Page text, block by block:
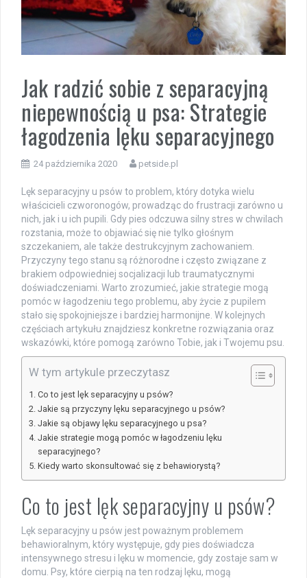
Jak radzić sobie z separacyjną
niepewnością u psa: Strategie
łagodzenia lęku separacyjnego
24 października 2020 petside.pl
Lęk separacyjny u psów to problem, który dotyka wielu
właścicieli czworonogów, prowadząc do frustracji zarówno u
nich, jak i u ich pupili. Gdy pies odczuwa silny stres w chwilach
rozstania, może to objawiać się nie tylko głośnym
szczekaniem, ale także destrukcyjnym zachowaniem.
Przyczyny tego stanu są różnorodne i często związane z
brakiem odpowiedniej socjalizacji lub traumatycznymi
doświadczeniami. Warto zrozumieć, jakie strategie mogą
pomóc w łagodzeniu tego problemu, aby życie z pupilem
stało się spokojniejsze i bardziej harmonijne. W kolejnych
częściach artykułu znajdziesz konkretne rozwiązania oraz
wskazówki, które pomogą zarówno Tobie, jak i Twojemu psu.
W tym artykule przeczytasz
Co to jest lęk separacyjny u psów?
Jakie są przyczyny lęku separacyjnego u psów?
Jakie są objawy lęku separacyjnego u psa?
Jakie strategie mogą pomóc w łagodzeniu lęku
separacyjnego?
Kiedy warto skonsultować się z behawiorystą?
Co to jest lęk separacyjny u psów?
Lęk separacyjny u psów jest poważnym problemem
behawioralnym, który występuje, gdy pies doświadcza
intensywnego stresu i lęku w momencie, gdy zostaje sam w
domu. Psy, które cierpią na ten rodzaj lęku, mogą